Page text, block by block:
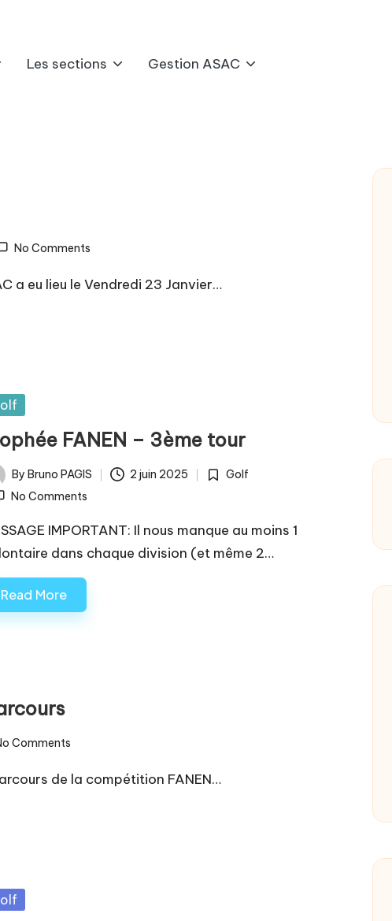
Les sections Gestion ASAC
No Comments
a eu lieu le Vendredi 23 Janvier…
FANEN – 3ème tour
By Bruno PAGIS 2 juin 2025
Posted
Golf
No Comments
IMPORTANT: Il nous manque au moins 1
dans chaque division (et même 2…
Read More
Comments
de la compétition FANEN…